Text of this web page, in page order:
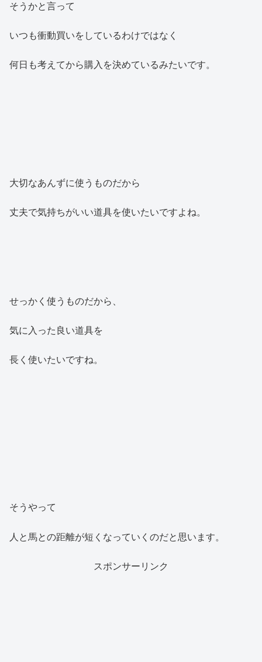
そうかと言って
いつも衝動買いをしているわけではなく
何日も考えてから購入を決めているみたいです。
大切なあんずに使うものだから
丈夫で気持ちがいい道具を使いたいですよね。
せっかく使うものだから、
気に入った良い道具を
長く使いたいですね。
そうやって
人と馬との距離が短くなっていくのだと思います。
スポンサーリンク